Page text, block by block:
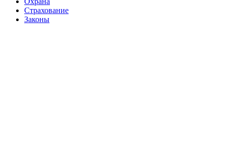
Страхование
Законы